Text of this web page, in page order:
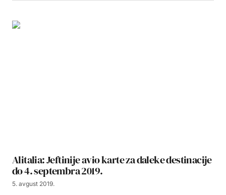
Alitalia: Jeftinije avio karte za daleke destinacije
do 4. septembra 2019.
5. avgust 2019.